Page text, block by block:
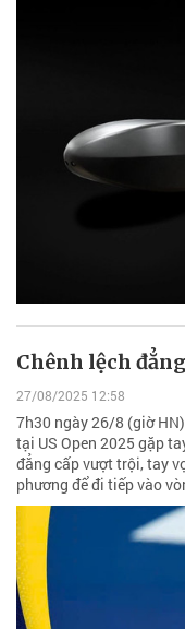
Chênh lệch
27/08/2025 12:58
7h30 ngày 26/8 (giờ
tại US Open 2025 gặp
đẳng cấp vượt trội, tay
phương để đi tiếp vào